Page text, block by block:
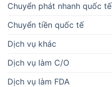
Chuyển phát nhanh quốc tế
Chuyển tiền quốc tế
Dịch vụ khác
Dịch vụ làm C/O
Dịch vụ làm FDA